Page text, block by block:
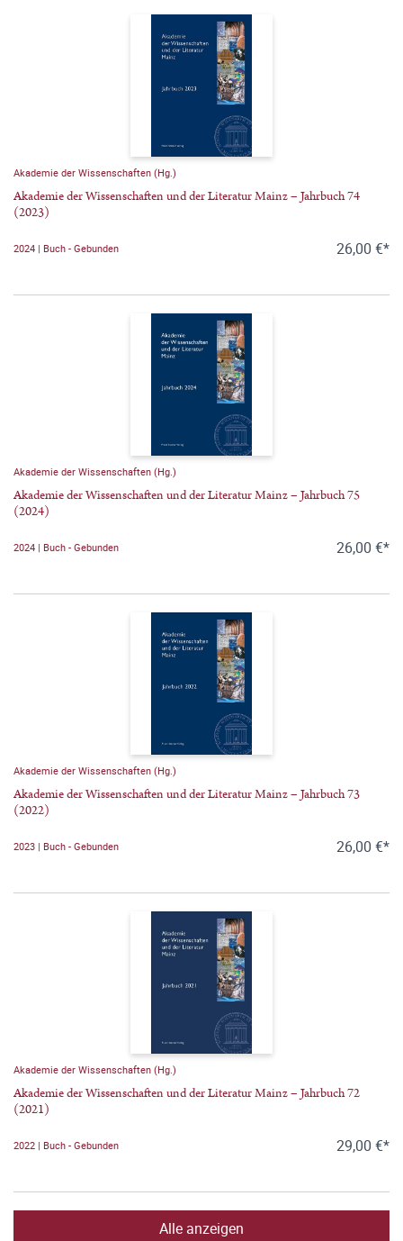
Akademie der Wissenschaften (Hg.)
Akademie der Wissenschaften und der Literatur Mainz – Jahrbuch 74
(2023)
2024 | Buch - Gebunden 26,00 €*
Akademie der Wissenschaften (Hg.)
Akademie der Wissenschaften und der Literatur Mainz – Jahrbuch 75
(2024)
2024 | Buch - Gebunden 26,00 €*
Akademie der Wissenschaften (Hg.)
Akademie der Wissenschaften und der Literatur Mainz – Jahrbuch 73
(2022)
2023 | Buch - Gebunden 26,00 €*
Akademie der Wissenschaften (Hg.)
Akademie der Wissenschaften und der Literatur Mainz – Jahrbuch 72
(2021)
2022 | Buch - Gebunden 29,00 €*
Alle anzeigen